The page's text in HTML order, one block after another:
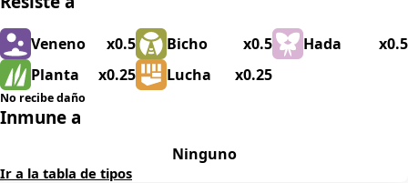
Veneno x0.5 Bicho x0.5 Hada
x0.5
Planta
x0.25 Lucha x0.25
No recibe daño
Inmune a
Ninguno
Ir a la tabla de tipos